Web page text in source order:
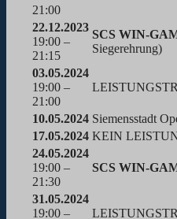
21:00
22.12.2023
19:00 –
21:15
SCS WIN-
Siegerehrung)
03.05.2024
19:00 –
21:00
10.05.2024 Siemensstadt
17.05.2024 KEIN
24.05.2024
19:00 –
21:30
SCS WIN-
31.05.2024
19:00 –